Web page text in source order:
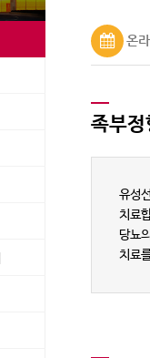
온
족부
유성
치료
당뇨
치료